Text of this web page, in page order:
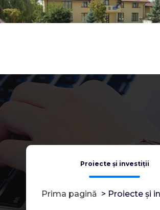
Sari
la
Proiecte și investiții
Prima pagină > Proiecte și